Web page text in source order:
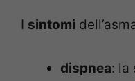
I sintomi
dispnea: la